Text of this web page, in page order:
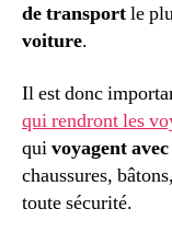
de transportle
voiture.
Il est donc
qui rendront les
quivoyagent
chaussures,
toute sécurité.